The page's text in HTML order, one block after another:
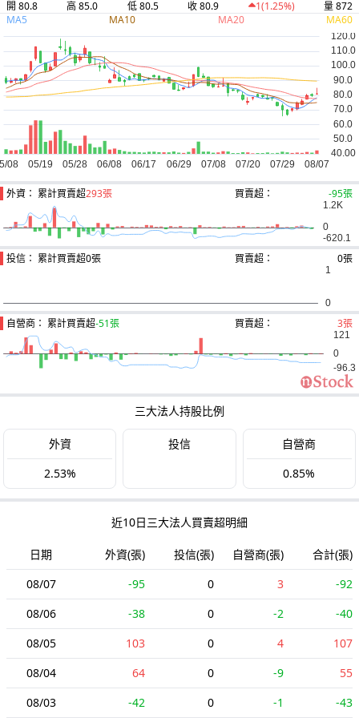
開 80.8 高 85.0 低 80.5 收 80.9 1(1.25%)
量 872
MA5
MA10 MA20 MA60
外資： 累計買賣超293張 買賣超： -95張
投信： 累計買賣超0張 買賣超： 0張
自營商： 累計買賣超-51張 買賣超： 3張
三大法人持股比例
外資
2.53%
投信
自營商
0.85%
近10日三大法人買賣超明細
日期 外資(張) 投信(張) 自營商(張)
合計(張)
08/07
-95 0 3
-92
08/06
-38 0 -2
-40
08/05
103 0 4
107
08/04
64 0 -9
55
08/03
-42 0 -1 -43